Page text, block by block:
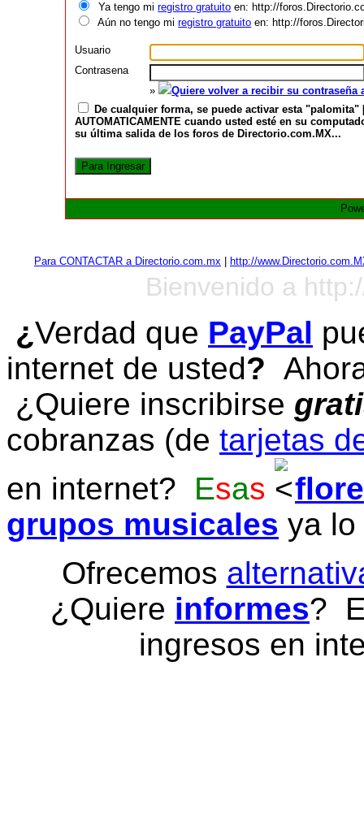
Ya tengo miregistro gratuito en: http://
Aún no tengo miregistro gratuito en: http://
Usuario
Contrasena
»
Quiere volver a recibir su
De cualquier forma, se puede activar esta
AUTOMATICAMENTE cuando usted esté en su
su última salida de los foros de Directorio.com.MX...
Para CONTACTAR a Directorio.com.mx http://
Bienvenido a
¿Verdad que PayPal
internet de usted?
¿Quiere inscribirse
cobranzas (de tarjetas
en internet? Esas
grupos musicales ya
Ofrecemos
¿Quiere informes?
ingresos en